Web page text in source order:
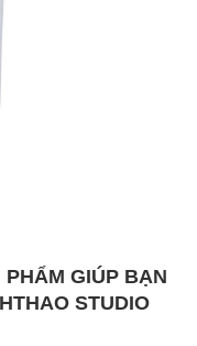
GIÚP BẠN
STUDIO